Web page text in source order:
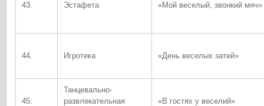
43. Эстафета «Мой веселый, звонкий мяч»
44. Игротека «День веселых затей»
45.
Танцевально-
развлекательная
«В гостях у веселий»